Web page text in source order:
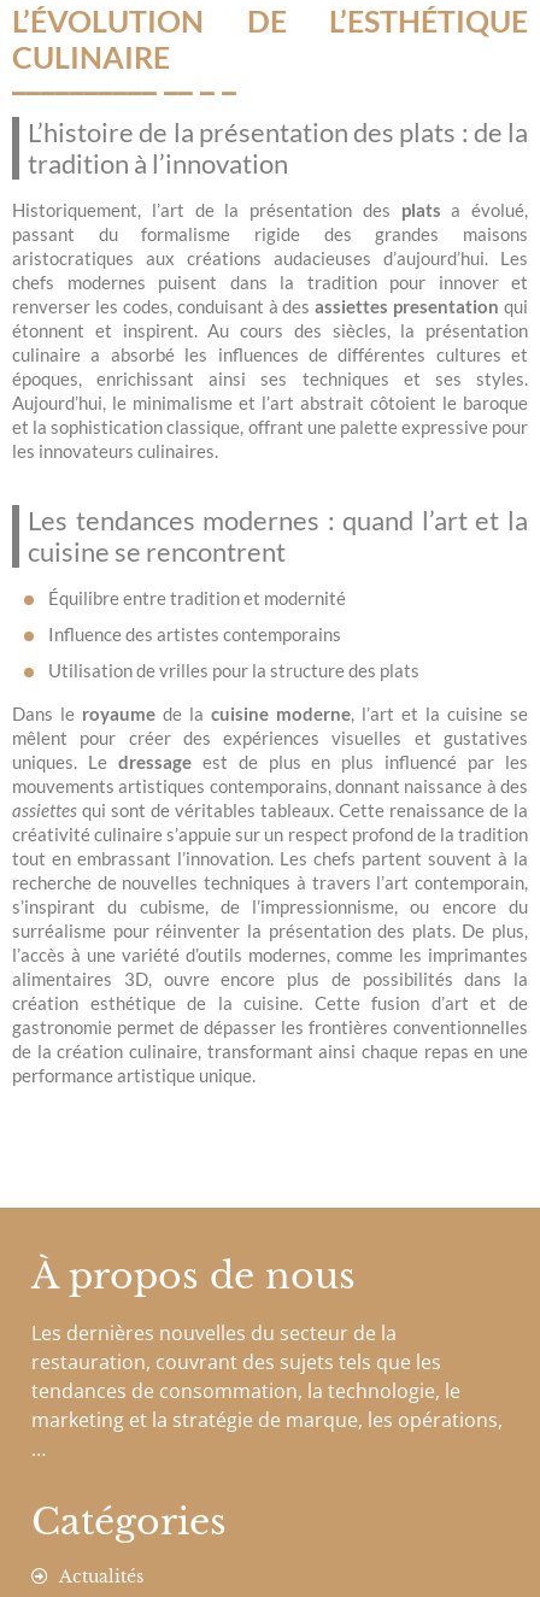
L’ÉVOLUTION DE L’ESTHÉTIQUE
CULINAIRE
L’histoire de la présentation des plats : de la
tradition à l’innovation
Historiquement, l’art de la présentation des plats a évolué,
passant du formalisme rigide des grandes maisons
aristocratiques aux créations audacieuses d’aujourd’hui. Les
chefs modernes puisent dans la tradition pour innover et
renverser les codes, conduisant à desassiettes presentation qui
étonnent et inspirent. Au cours des siècles, la présentation
culinaire a absorbé les influences de différentes cultures et
époques, enrichissant ainsi ses techniques et ses styles.
Aujourd’hui, le minimalisme et l’art abstrait côtoient le baroque
et la sophistication classique, offrant une palette expressive pour
les innovateurs culinaires.
Les tendances modernes : quand l’art et la
cuisine se rencontrent
Équilibre entre tradition et modernité
Influence des artistes contemporains
Utilisation de vrilles pour la structure des plats
Dans le royaume de la cuisine moderne , l’art et la cuisine se
mêlent pour créer des expériences visuelles et gustatives
uniques. Le dressageest de plus en plus influencé par les
mouvements artistiques contemporains, donnant naissance à des
assiettes qui sont de véritables tableaux. Cette renaissance de la
créativité culinaire s’appuie sur un respect profond de la tradition
tout en embrassant l’innovation. Les chefs partent souvent à la
recherche de nouvelles techniques à travers l’art contemporain,
s’inspirant du cubisme, de l’impressionnisme, ou encore du
surréalisme pour réinventer la présentation des plats. De plus,
l’accès à une variété d’outils modernes, comme les imprimantes
alimentaires 3D, ouvre encore plus de possibilités dans la
création esthétique de la cuisine. Cette fusion d’art et de
gastronomie permet de dépasser les frontières conventionnelles
de la création culinaire, transformant ainsi chaque repas en une
performance artistique unique.
À propos de nous
Les dernières nouvelles du secteur de la
restauration, couvrant des sujets tels que les
tendances de consommation, la technologie, le
marketing et la stratégie de marque, les opérations,
…
Catégories
Actualités